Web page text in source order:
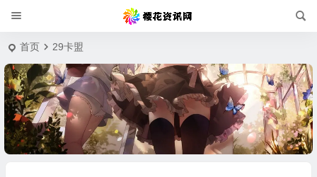
首页 29卡盟